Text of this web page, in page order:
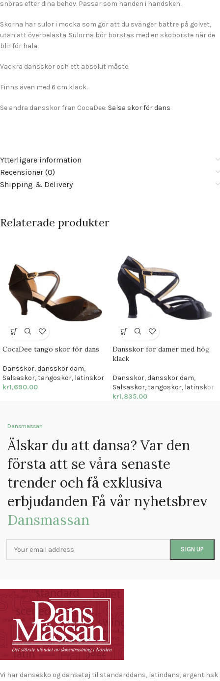
snöras efter dina behov. Passar som handen i handsken.
Skorna har sulor i mocka som gör att du svänger bättre på golvet,
utan att överbelasta. Sulorna bör borstas med en skoborste när de
blir för hala.
Vackra dansskor och ett absolut måste.
Finns även med 6 cm klack.
Se andra dansskor fran CocaDee: Salsa skor för dans
Ytterligare information
Recensioner (0)
Shipping & Delivery
Relaterade produkter
CocaDee tango skor för dans
Dansskor,dansskor dam,
Salsaskor, tangoskor, latinskor
kr1,690.00
Dansskor för damer med hög
klack
Dansskor,dansskor dam,
Salsaskor, tangoskor, latinskor
kr1,835.00
Dansmassan
Älskar du att dansa? Var den
första att se våra senaste
trender och få exklusiva
erbjudanden Få vår nyhetsbrev
Dansmassan
Vi har dansesko og dansetøj til standarddans, latindans, argentinsk